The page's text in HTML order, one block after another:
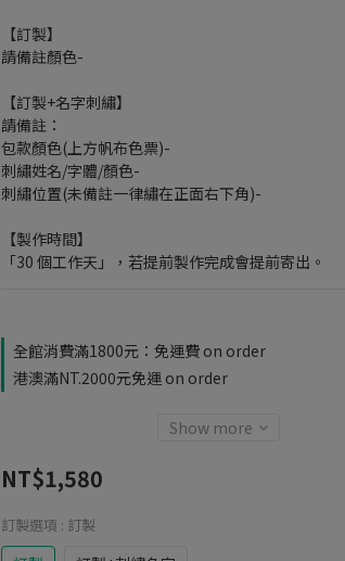
【訂製】
請備註顏色-
【訂製+名字刺繡】
請備註：
包款顏色(上方帆布色票)-
刺繡姓名/字體/顏色-
刺繡位置(未備註一律繡在正面右下角)-
【製作時間】
「30 個工作天」，若提前製作完成會提前寄出。
全館消費滿1800元：免運費 on order
港澳滿NT.2000元免運 on order
Show more
NT$1,580
訂製選項 : 訂製